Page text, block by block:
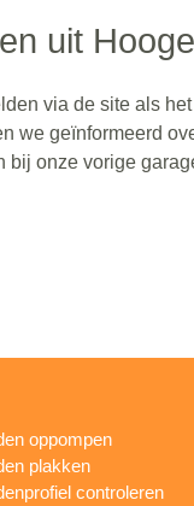
uit
via de site als
we geïnformeerd
bij onze vorige
oppompen
plakken
controleren